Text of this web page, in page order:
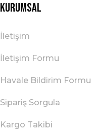
Kurumsal
İletişim
İletişim Formu
Havale Bildirim Formu
Sipariş Sorgula
Kargo Takibi